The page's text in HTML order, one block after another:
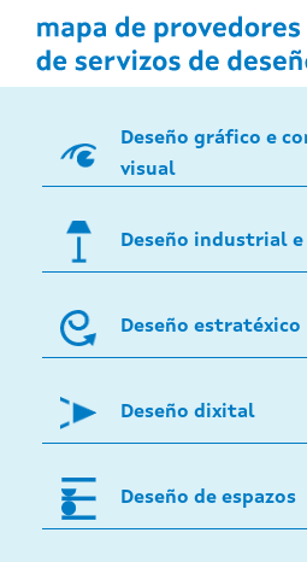
contido
Deseño gráfico e
visual
Deseño industrial
Deseño estratéxico
Deseño dixital
Deseño de espazos